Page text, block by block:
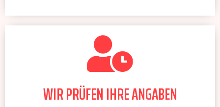
WIR PRÜFEN IHRE ANGABEN